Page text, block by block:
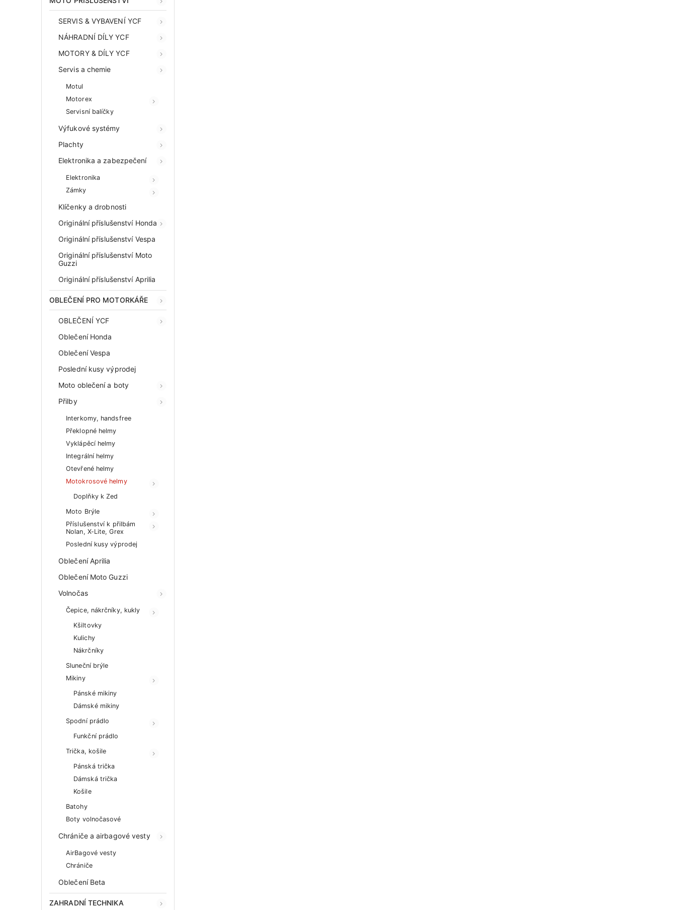
SERVIS & VYBAVENÍ YCF
NÁHRADNÍ DÍLY YCF
MOTORY & DÍLY YCF
Servis a chemie
Motul
Motorex
Servisní balíčky
Výfukové systémy
Plachty
Elektronika a zabezpečení
Elektronika
Zámky
Klíčenky a drobnosti
Originální příslušenství Honda
Originální příslušenství Vespa
Originální příslušenství Moto
Guzzi
Originální příslušenství Aprilia
OBLEČENÍ PRO MOTORKÁŘE
OBLEČENÍ YCF
Oblečení Honda
Oblečení Vespa
Poslední kusy výprodej
Moto oblečení a boty
Přilby
Interkomy, handsfree
Překlopné helmy
Vyklápěcí helmy
Integrální helmy
Otevřené helmy
Motokrosové helmy
Doplňky k Zed
Moto Brýle
Příslušenství k přilbám
Nolan, X-Lite, Grex
Poslední kusy výprodej
Oblečení Aprilia
Oblečení Moto Guzzi
Volnočas
Čepice, nákrčníky, kukly
Kšiltovky
Kulichy
Nákrčníky
Sluneční brýle
Mikiny
Pánské mikiny
Dámské mikiny
Spodní prádlo
Funkční prádlo
Trička, košile
Pánská trička
Dámská trička
Košile
Batohy
Boty volnočasové
Chrániče a airbagové vesty
AirBagové vesty
Chrániče
Oblečení Beta
ZAHRADNÍ TECHNIKA